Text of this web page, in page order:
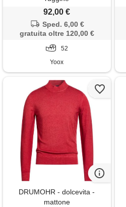
92,00 €
Sped. 6,00 €
gratuita oltre 120,00 €
52
Yoox
DRUMOHR - dolcevita -
mattone